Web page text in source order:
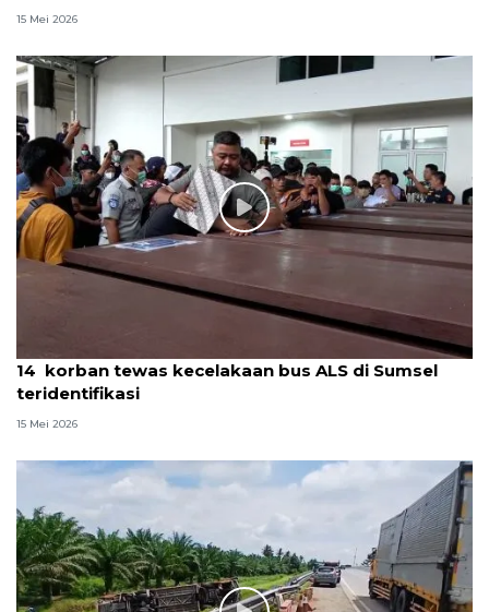
15 Mei 2026
14 korban tewas kecelakaan bus ALS di Sumsel
teridentifikasi
15 Mei 2026